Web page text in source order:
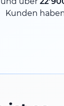
Kunden